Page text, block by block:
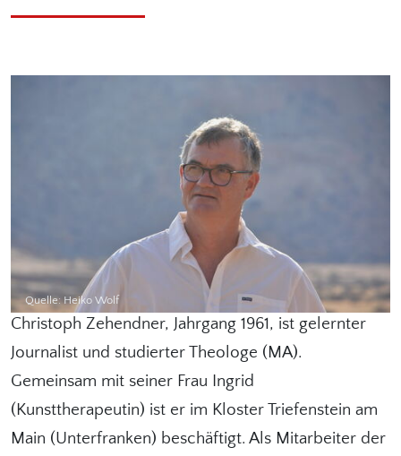
Quelle: Heiko Wolf
Christoph Zehendner, Jahrgang 1961, ist gelernter
Journalist und studierter Theologe (MA).
Gemeinsam mit seiner Frau Ingrid
(Kunsttherapeutin) ist er im Kloster Triefenstein am
Main (Unterfranken) beschäftigt. Als Mitarbeiter der